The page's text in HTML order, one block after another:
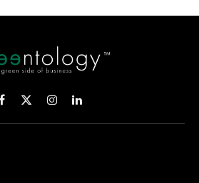
Facebook
X
(Twitter)
InstagramLinkedIn